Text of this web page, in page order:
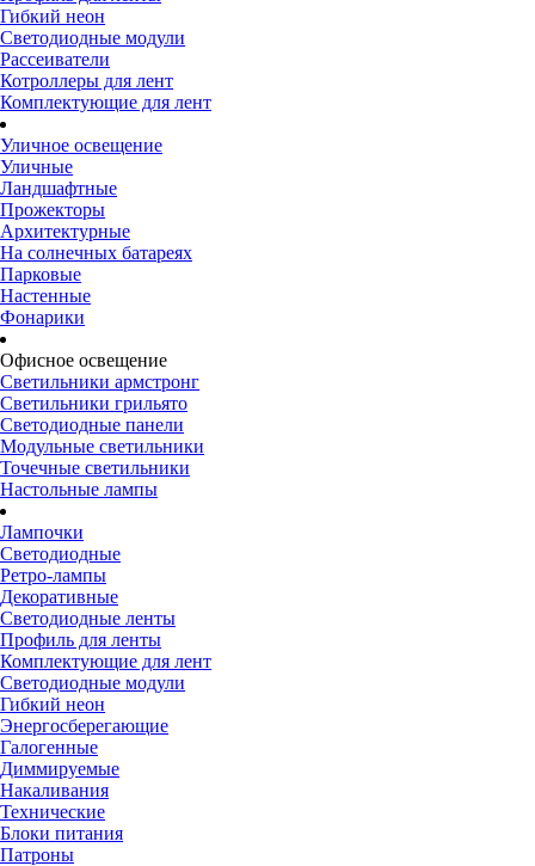
Гибкий неон
Светодиодные модули
Рассеиватели
Котроллеры для лент
Комплектующие для лент
Уличное освещение
Уличные
Ландшафтные
Прожекторы
Архитектурные
На солнечных батареях
Парковые
Настенные
Фонарики
Офисное освещение
Светильники армстронг
Светильники грильято
Светодиодные панели
Модульные светильники
Точечные светильники
Настольные лампы
Лампочки
Светодиодные
Ретро-лампы
Декоративные
Светодиодные ленты
Профиль для ленты
Комплектующие для лент
Светодиодные модули
Гибкий неон
Энергосберегающие
Галогенные
Диммируемые
Накаливания
Технические
Блоки питания
Патроны